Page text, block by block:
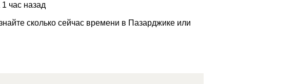
час назад
сколько сейчас времени в Пазарджике или